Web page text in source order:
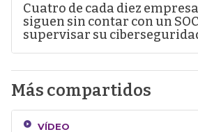
Cuatro de cada diez
siguen sin contar con un
supervisar su
Más compartidos
VÍDEO